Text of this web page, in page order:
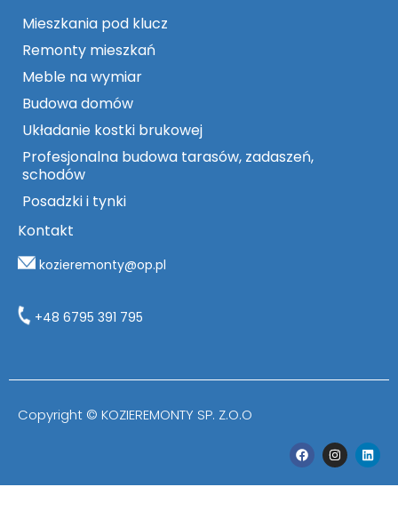
Mieszkania pod klucz
Remonty mieszkań
Meble na wymiar
Budowa domów
Układanie kostki brukowej
Profesjonalna budowa tarasów, zadaszeń,
schodów
Posadzki i tynki
Kontakt
kozieremonty@op.pl
+48 6795 391 795
Copyright © KOZIEREMONTY SP. Z.O.O